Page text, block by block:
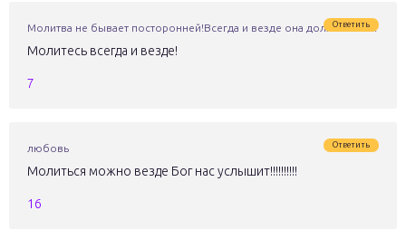
Молитва не бывает посторонней!Всегда и везде она должна быть!
Ответить
Молитесь всегда и везде!
7
любовь Ответить
Молиться можно везде Бог нас услышит!!!!!!!!!!
16